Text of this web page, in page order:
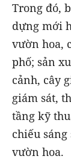
Trong đó,
dựng mới
vườn hoa,
phố; sản
cảnh, cây
giám sát,
tầng kỹ
chiếu
vườn hoa.